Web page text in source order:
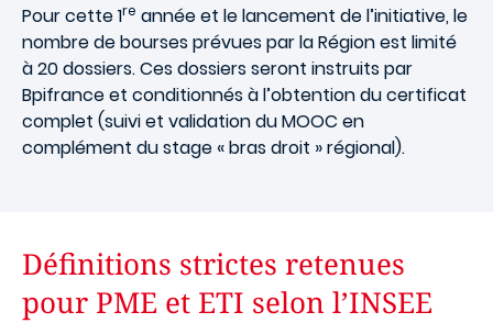
Pour cette 1re année et le lancement de l’initiative, le
nombre de bourses prévues par la Région est limité
à 20 dossiers. Ces dossiers seront instruits par
Bpifrance et conditionnés à l’obtention du certificat
complet (suivi et validation du MOOC en
complément du stage « bras droit » régional).
Définitions strictes retenues
pour PME et ETI selon l’INSEE